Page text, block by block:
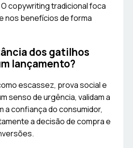
copywriting tradicional foca
nos benefícios de forma
dos gatilhos
lançamento?
escassez, prova social e
senso de urgência, validam a
a confiança do consumidor,
a decisão de compra e